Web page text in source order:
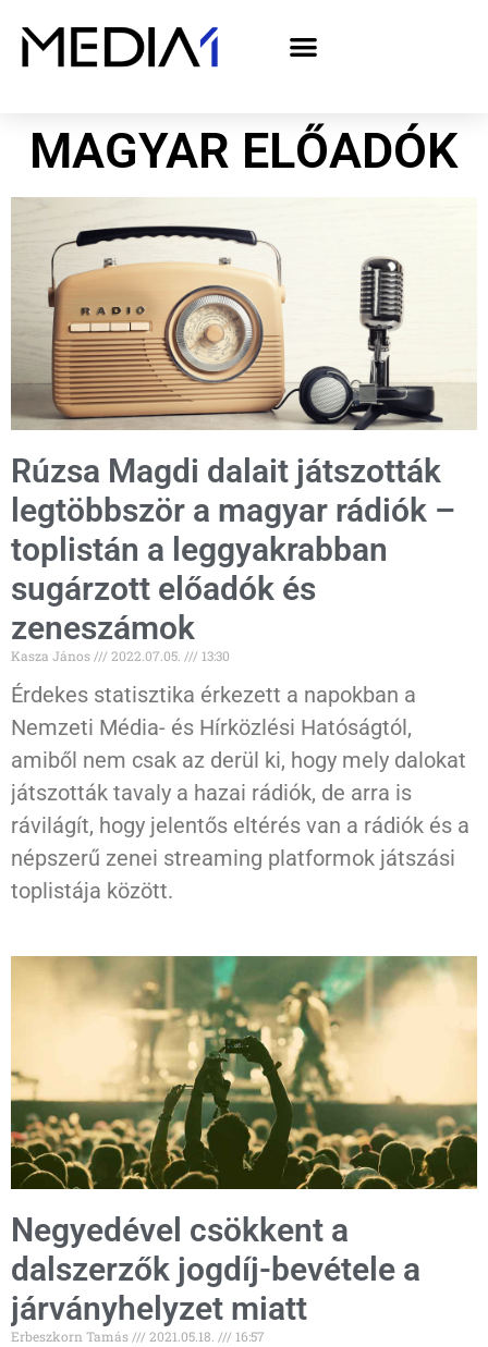
MAGYAR ELŐADÓK
Rúzsa Magdi dalait játszották
legtöbbször a magyar rádiók –
toplistán a leggyakrabban
sugárzott előadók és
zeneszámok
Kasza János 2022.07.05. 13:30
Érdekes statisztika érkezett a napokban a
Nemzeti Média- és Hírközlési Hatóságtól,
amiből nem csak az derül ki, hogy mely dalokat
játszották tavaly a hazai rádiók, de arra is
rávilágít, hogy jelentős eltérés van a rádiók és a
népszerű zenei streaming platformok játszási
toplistája között.
Negyedével csökkent a
dalszerzők jogdíj-bevétele a
járványhelyzet miatt
Erbeszkorn Tamás 2021.05.18. 16:57